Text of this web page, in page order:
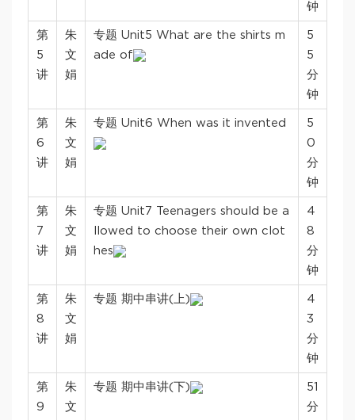
钟
第
5
讲
朱
文
娟
专题 Unit5 What are the shirts m
ade of
5
5
分
钟
第
6
讲
朱
文
娟
专题 Unit6 When was it invented
5
0
分
钟
第
7
讲
朱
文
娟
专题 Unit7 Teenagers should be a
llowed to choose their own clot
hes
4
8
分
钟
第
8
讲
朱
文
娟
专题 期中串讲(上)
4
3
分
钟
第
9
朱
文
专题 期中串讲(下)
51
分